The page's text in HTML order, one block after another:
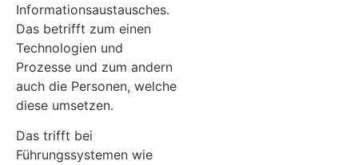
Informationsaustausches.
Das betrifft zum einen
Technologien und
Prozesse und zum andern
auch die Personen, welche
diese umsetzen.
Das trifft bei
Führungssystemen wie